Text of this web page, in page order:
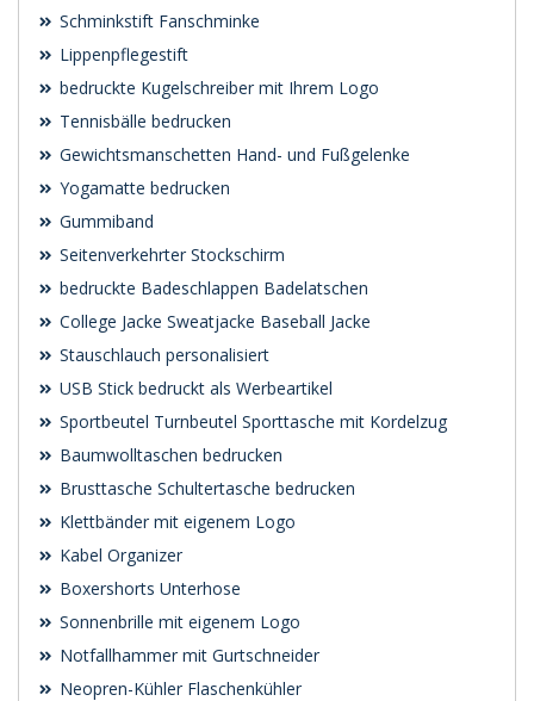
Schminkstift Fanschminke
Lippenpflegestift
bedruckte Kugelschreiber mit Ihrem Logo
Tennisbälle bedrucken
Gewichtsmanschetten Hand- und Fußgelenke
Yogamatte bedrucken
Gummiband
Seitenverkehrter Stockschirm
bedruckte Badeschlappen Badelatschen
College Jacke Sweatjacke Baseball Jacke
Stauschlauch personalisiert
USB Stick bedruckt als Werbeartikel
Sportbeutel Turnbeutel Sporttasche mit Kordelzug
Baumwolltaschen bedrucken
Brusttasche Schultertasche bedrucken
Klettbänder mit eigenem Logo
Kabel Organizer
Boxershorts Unterhose
Sonnenbrille mit eigenem Logo
Notfallhammer mit Gurtschneider
Neopren-Kühler Flaschenkühler